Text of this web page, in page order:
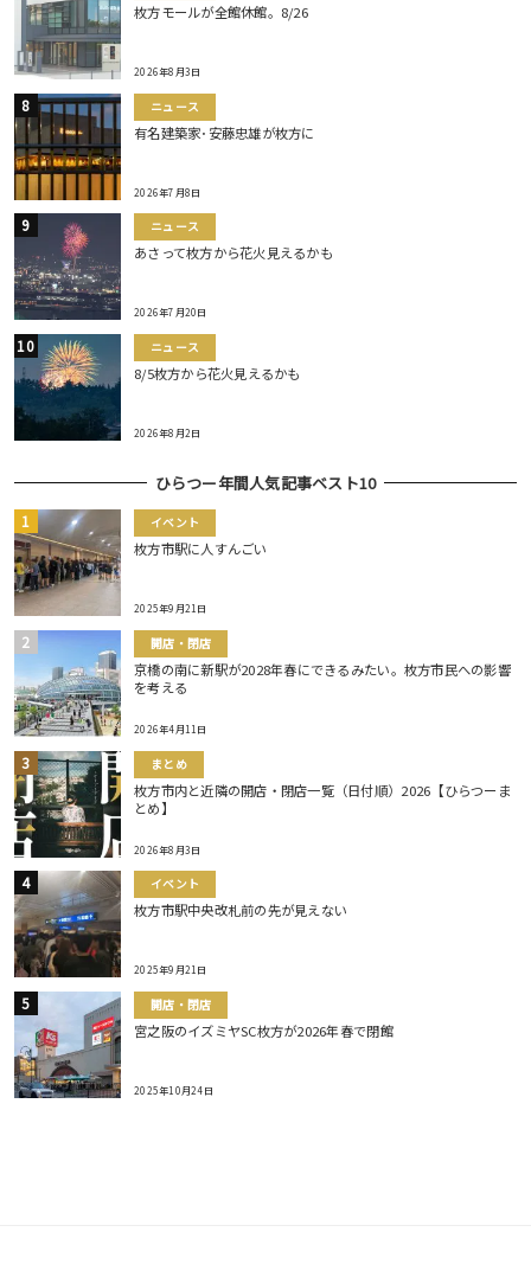
枚方モールが全館休館。8/26
2026年8月3日
ニュース
有名建築家･安藤忠雄が枚方に
2026年7月8日
ニュース
あさって枚方から花火見えるかも
2026年7月20日
ニュース
8/5枚方から花火見えるかも
2026年8月2日
ひらつー年間人気記事ベスト10
イベント
枚方市駅に人すんごい
2025年9月21日
開店・閉店
京橋の南に新駅が2028年春にできるみたい。枚方市民への影響
を考える
2026年4月11日
まとめ
枚方市内と近隣の開店・閉店一覧（日付順）2026【ひらつーま
とめ】
2026年8月3日
イベント
枚方市駅中央改札前の先が見えない
2025年9月21日
開店・閉店
宮之阪のイズミヤSC枚方が2026年春で閉館
2025年10月24日